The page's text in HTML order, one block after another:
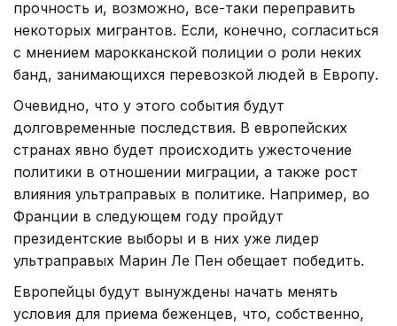
прочность и, возможно, все-таки переправить
некоторых мигрантов. Если, конечно, согласиться
с мнением марокканской полиции о роли неких
банд, занимающихся перевозкой людей в Европу.
Очевидно, что у этого события будут
долговременные последствия. В европейских
странах явно будет происходить ужесточение
политики в отношении миграции, а также рост
влияния ультраправых в политике. Например, во
Франции в следующем году пройдут
президентские выборы и в них уже лидер
ультраправых Марин Ле Пен обещает победить.
Европейцы будут вынуждены начать менять
условия для приема беженцев, что, собственно,